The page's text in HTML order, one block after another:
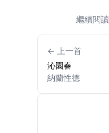
繼續閱讀
← 上一首
沁園春
納蘭性德